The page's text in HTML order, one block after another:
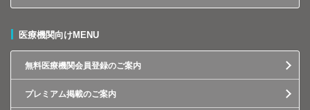
医療機関向けMENU
無料医療機関会員登録のご案内
プレミアム掲載のご案内